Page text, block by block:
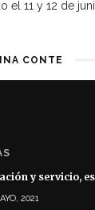
el 11 y 12 de
CONTE
y servicio,
2021